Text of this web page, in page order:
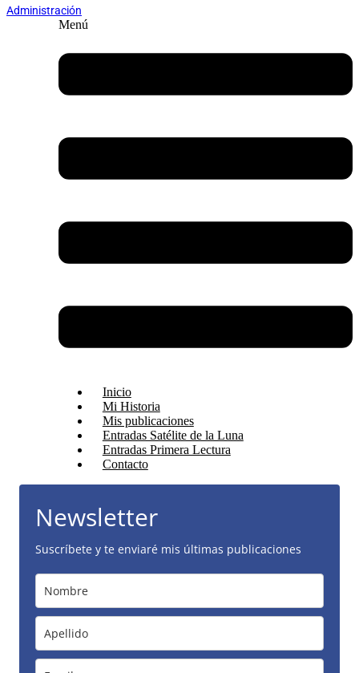
Administración
Menú
Inicio
Mi Historia
Mis publicaciones
Entradas Satélite de la Luna
Entradas Primera Lectura
Contacto
Newsletter
Suscríbete y te enviaré mis últimas publicaciones